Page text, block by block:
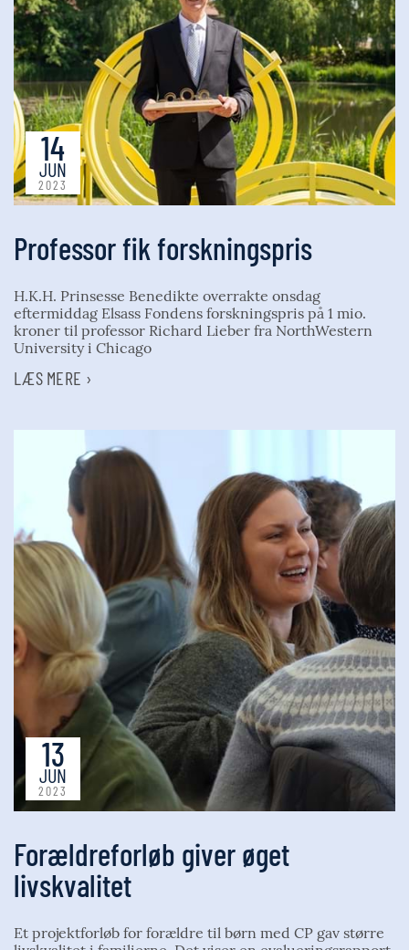
14
JUN
2023
Professor fik forskningspris
H.K.H. Prinsesse Benedikte overrakte onsdag
eftermiddag Elsass Fondens forskningspris på 1 mio.
kroner til professor Richard Lieber fra NorthWestern
University i Chicago
LÆS MERE ›
13
JUN
2023
Forældreforløb giver øget
livskvalitet
Et projektforløb for forældre til børn med CP gav større